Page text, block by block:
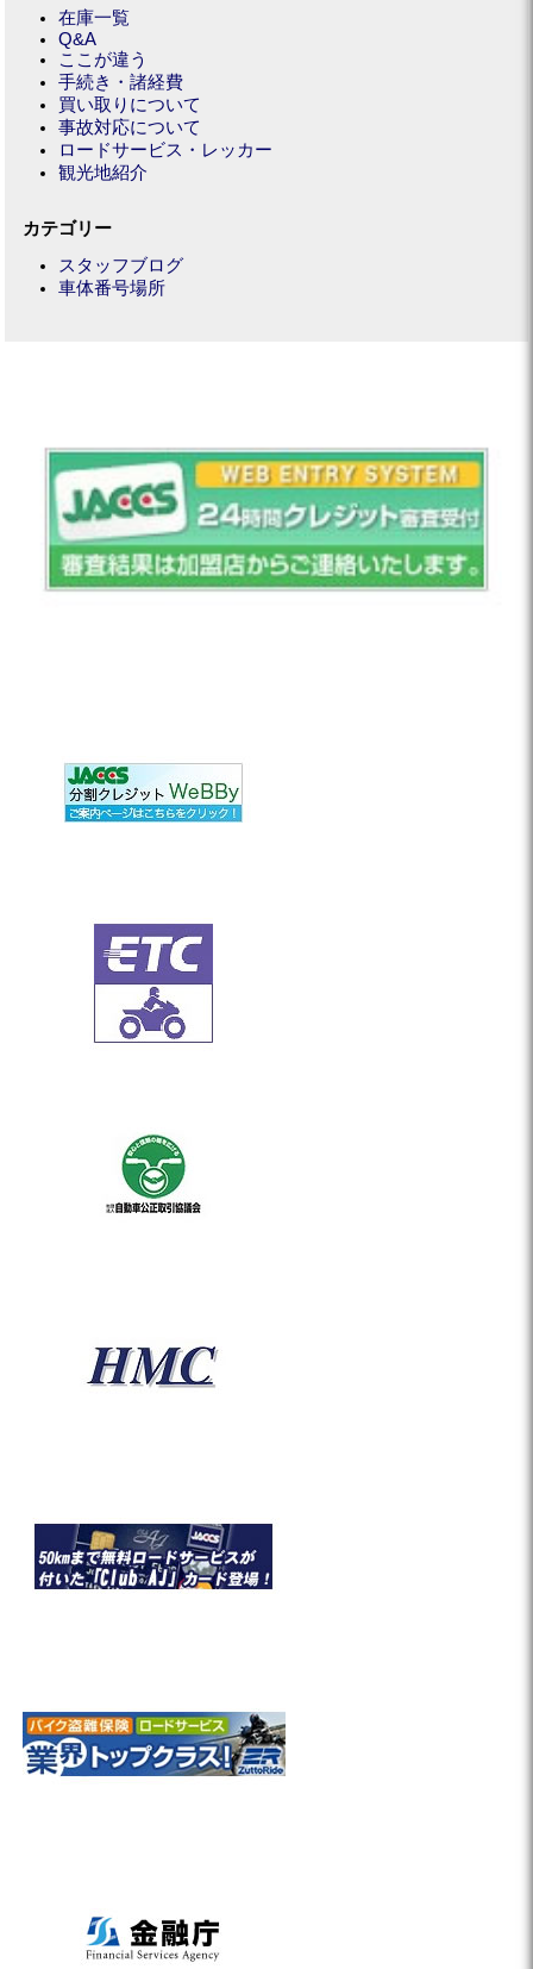
在庫一覧
Q&A
ここが違う
手続き・諸経費
買い取りについて
事故対応について
ロードサービス・レッカー
観光地紹介
カテゴリー
スタッフブログ
車体番号場所